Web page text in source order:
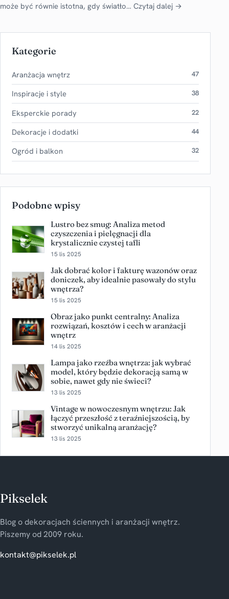
może być równie istotna, gdy światło… Czytaj dalej →
Kategorie
Aranżacja wnętrz 47
Inspiracje i style 38
Eksperckie porady 22
Dekoracje i dodatki 44
Ogród i balkon 32
Podobne wpisy
Lustro bez smug: Analiza metod
czyszczenia i pielęgnacji dla
krystalicznie czystej tafli
15 lis 2025
Jak dobrać kolor i fakturę wazonów oraz
doniczek, aby idealnie pasowały do stylu
wnętrza?
15 lis 2025
Obraz jako punkt centralny: Analiza
rozwiązań, kosztów i cech w aranżacji
wnętrz
14 lis 2025
Lampa jako rzeźba wnętrza: jak wybrać
model, który będzie dekoracją samą w
sobie, nawet gdy nie świeci?
13 lis 2025
Vintage w nowoczesnym wnętrzu: Jak
łączyć przeszłość z teraźniejszością, by
stworzyć unikalną aranżację?
13 lis 2025
Pikselek
Blog o dekoracjach ściennych i aranżacji wnętrz.
Piszemy od 2009 roku.
kontakt@pikselek.pl